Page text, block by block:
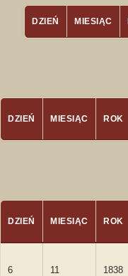
DZIEŃ MIESIĄC
DZIEŃ MIESIĄC ROK
DZIEŃ MIESIĄC ROK
6 11 1838